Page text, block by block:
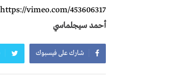
https://vimeo.com/453606317
أحمد سيجلماسي
شارك على فيسبوك